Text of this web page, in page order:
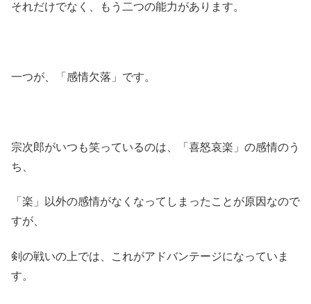
それだけでなく、もう二つの能力があります。
一つが、「感情欠落」です。
宗次郎がいつも笑っているのは、「喜怒哀楽」の感情のう
ち、
「楽」以外の感情がなくなってしまったことが原因なので
すが、
剣の戦いの上では、これがアドバンテージになっていま
す。